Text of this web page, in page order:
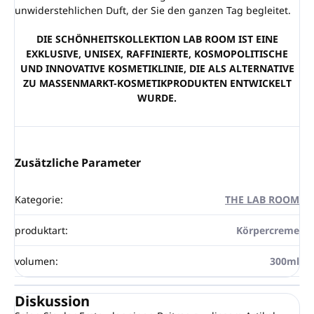
unwiderstehlichen Duft, der Sie den ganzen Tag begleitet.
DIE SCHÖNHEITSKOLLEKTION LAB ROOM IST EINE
EXKLUSIVE, UNISEX, RAFFINIERTE, KOSMOPOLITISCHE
UND INNOVATIVE KOSMETIKLINIE, DIE ALS ALTERNATIVE
ZU MASSENMARKT-KOSMETIKPRODUKTEN ENTWICKELT
WURDE.
Zusätzliche Parameter
Kategorie: THE LAB ROOM
produktart: Körpercreme
volumen: 300ml
Diskussion